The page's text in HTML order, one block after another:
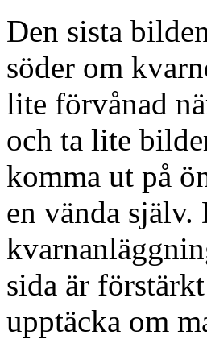
Den sista
söder om
lite förvånad
och ta lite
komma ut på
en vända
sida är
upptäcka om